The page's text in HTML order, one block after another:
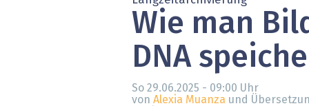
Studien
Meinungen
Hands-on
Best
SAP
Wie man
DNA
So 29.06.2025 - 09:00 Uhr
von Alexia Muanza und